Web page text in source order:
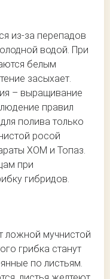
из-за перепадов
водой. При
белым
засыхает.
– выращивание
правил
полива только
росой
ХОМ и Топаз.
при
гибридов.
ложной мучнистой
грибка станут
по листьям.